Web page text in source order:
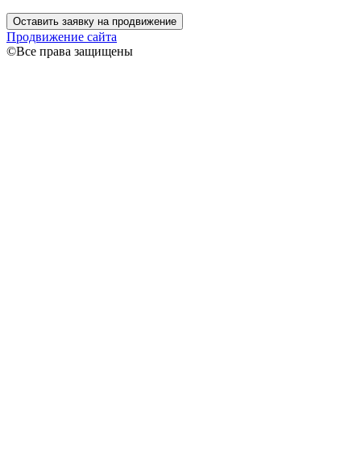
Оставить заявку на продвижение
Продвижение сайта
©Все права защищены